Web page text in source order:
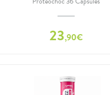
23,90€